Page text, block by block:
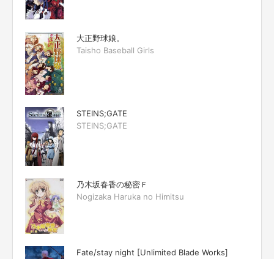
大正野球娘。
Taisho Baseball Girls
STEINS;GATE
STEINS;GATE
乃木坂春香の秘密Ｆ
Nogizaka Haruka no Himitsu
Fate/stay night [Unlimited Blade Works]